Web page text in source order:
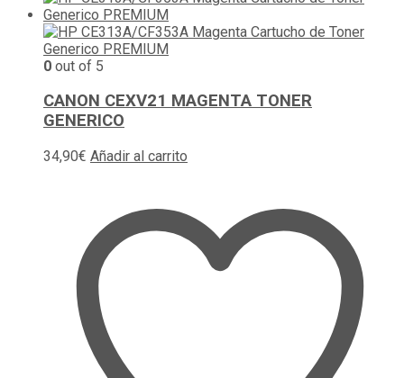
0 out of 5
CANON CEXV21 MAGENTA TONER
GENERICO
34,90€ Añadir al carrito